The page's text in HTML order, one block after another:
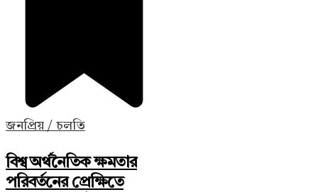
জনপ্রিয় / চলতি
বিশ্ব অর্থনৈতিক ক্ষমতার
পরিবর্তনের প্রেক্ষিতে